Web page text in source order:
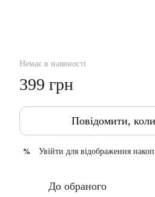
Немає в наявності
399 грн
Повідомити,
% Увійти для відображення
До обраного